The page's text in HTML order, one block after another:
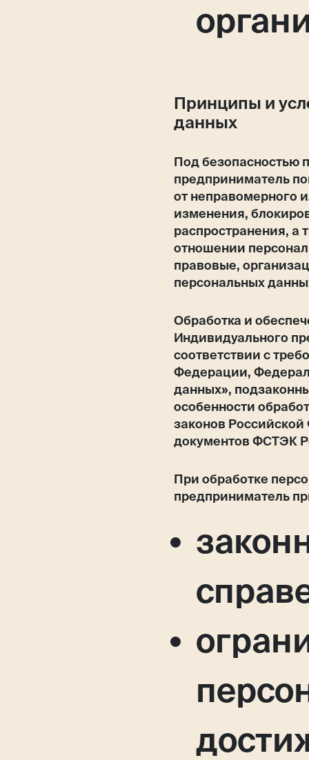
Принципы и
данных
Под безопасностью
предприниматель
от неправомерного
изменения,
распространения, а
отношении
правовые,
персональных
Обработка и
Индивидуального
соответствии с
Федерации,
данных»,
особенности
законов
документов ФСТЭК
При обработке
предприниматель